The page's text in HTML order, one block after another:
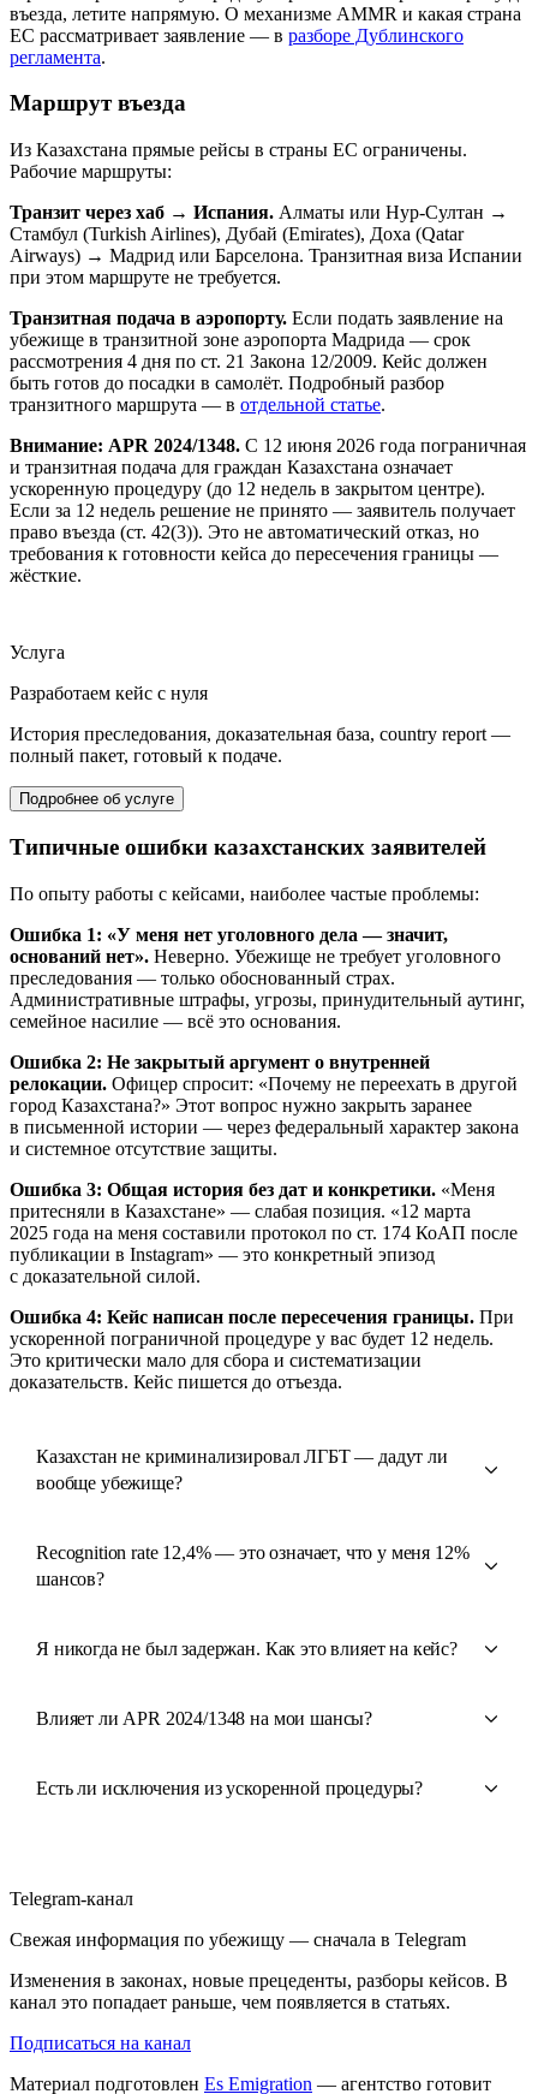
въезда, летите напрямую. О механизме AMMR и какая страна
ЕС рассматривает заявление — в разборе Дублинского
регламента.
Маршрут въезда
Из Казахстана прямые рейсы в страны ЕС ограничены.
Рабочие маршруты:
Транзит через хаб → Испания. Алматы или Нур-Султан →
Стамбул (Turkish Airlines), Дубай (Emirates), Доха (Qatar
Airways) → Мадрид или Барселона. Транзитная виза Испании
при этом маршруте не требуется.
Транзитная подача в аэропорту. Если подать заявление на
убежище в транзитной зоне аэропорта Мадрида — срок
рассмотрения 4 дня по ст. 21 Закона 12/2009. Кейс должен
быть готов до посадки в самолёт. Подробный разбор
транзитного маршрута — в отдельной статье.
Внимание: APR 2024/1348. С 12 июня 2026 года пограничная
и транзитная подача для граждан Казахстана означает
ускоренную процедуру (до 12 недель в закрытом центре).
Если за 12 недель решение не принято — заявитель получает
право въезда (ст. 42(3)). Это не автоматический отказ, но
требования к готовности кейса до пересечения границы —
жёсткие.
Услуга
Разработаем кейс с нуля
История преследования, доказательная база, country report —
полный пакет, готовый к подаче.
Подробнее об услуге
Типичные ошибки казахстанских заявителей
По опыту работы с кейсами, наиболее частые проблемы:
Ошибка 1: «У меня нет уголовного дела — значит,
оснований нет». Неверно. Убежище не требует уголовного
преследования — только обоснованный страх.
Административные штрафы, угрозы, принудительный аутинг,
семейное насилие — всё это основания.
Ошибка 2: Не закрытый аргумент о внутренней
релокации. Офицер спросит: «Почему не переехать в другой
город Казахстана?» Этот вопрос нужно закрыть заранее
в письменной истории — через федеральный характер закона
и системное отсутствие защиты.
Ошибка 3: Общая история без дат и конкретики. «Меня
притесняли в Казахстане» — слабая позиция. «12 марта
2025 года на меня составили протокол по ст. 174 КоАП после
публикации в Instagram» — это конкретный эпизод
с доказательной силой.
Ошибка 4: Кейс написан после пересечения границы. При
ускоренной пограничной процедуре у вас будет 12 недель.
Это критически мало для сбора и систематизации
доказательств. Кейс пишется до отъезда.
Казахстан не криминализировал ЛГБТ — дадут ли
вообще убежище?
Recognition rate 12,4% — это означает, что у меня 12%
шансов?
Я никогда не был задержан. Как это влияет на кейс?
Влияет ли APR 2024/1348 на мои шансы?
Есть ли исключения из ускоренной процедуры?
Telegram-канал
Свежая информация по убежищу — сначала в Telegram
Изменения в законах, новые прецеденты, разборы кейсов. В
канал это попадает раньше, чем появляется в статьях.
Подписаться на канал
Материал подготовлен Es Emigration — агентство готовит